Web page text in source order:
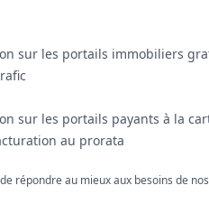
sur les portails immobiliers
sur les portails payants à la
au prorata
répondre au mieux aux besoins de nos